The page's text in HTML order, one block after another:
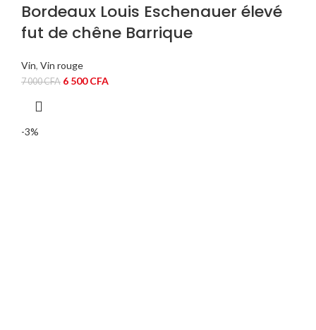
Bordeaux Louis Eschenauer élevé
fut de chêne Barrique
Vin, Vin rouge
7 000CFA Le
6 500CFALe
-3%